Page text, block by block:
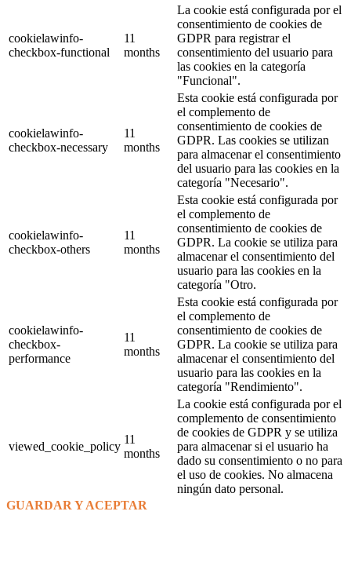
cookielawinfo-
checkbox-functional
11
months
La cookie está configurada por el
consentimiento de cookies de
GDPR para registrar el
consentimiento del usuario para
las cookies en la categoría
"Funcional".
cookielawinfo-
checkbox-necessary
11
months
Esta cookie está configurada por
el complemento de
consentimiento de cookies de
GDPR. Las cookies se utilizan
para almacenar el consentimiento
del usuario para las cookies en la
categoría "Necesario".
cookielawinfo-
checkbox-others
11
months
Esta cookie está configurada por
el complemento de
consentimiento de cookies de
GDPR. La cookie se utiliza para
almacenar el consentimiento del
usuario para las cookies en la
categoría "Otro.
cookielawinfo-
checkbox-
performance
11
months
Esta cookie está configurada por
el complemento de
consentimiento de cookies de
GDPR. La cookie se utiliza para
almacenar el consentimiento del
usuario para las cookies en la
categoría "Rendimiento".
viewed_cookie_policy
11
months
La cookie está configurada por el
complemento de consentimiento
de cookies de GDPR y se utiliza
para almacenar si el usuario ha
dado su consentimiento o no para
el uso de cookies. No almacena
ningún dato personal.
GUARDAR Y ACEPTAR